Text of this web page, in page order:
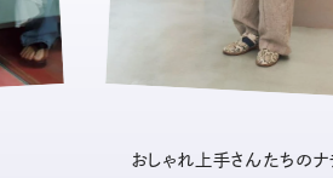
おしゃれ上手さんたちのナ